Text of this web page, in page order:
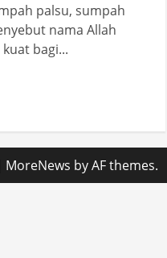
palsu, sumpah
nama Allah
bagi...
MoreNews by AF themes.